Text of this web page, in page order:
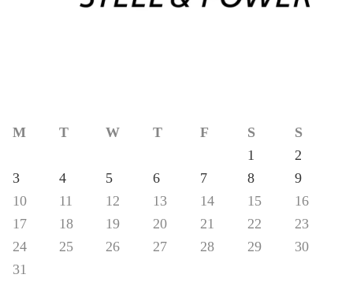
M T W T F S
S
1
2
3
4 5 6 7 8
9
10
11 12 13 14 15
16
17
18 19 20 21 22
23
24
25 26 27 28 29
30
31